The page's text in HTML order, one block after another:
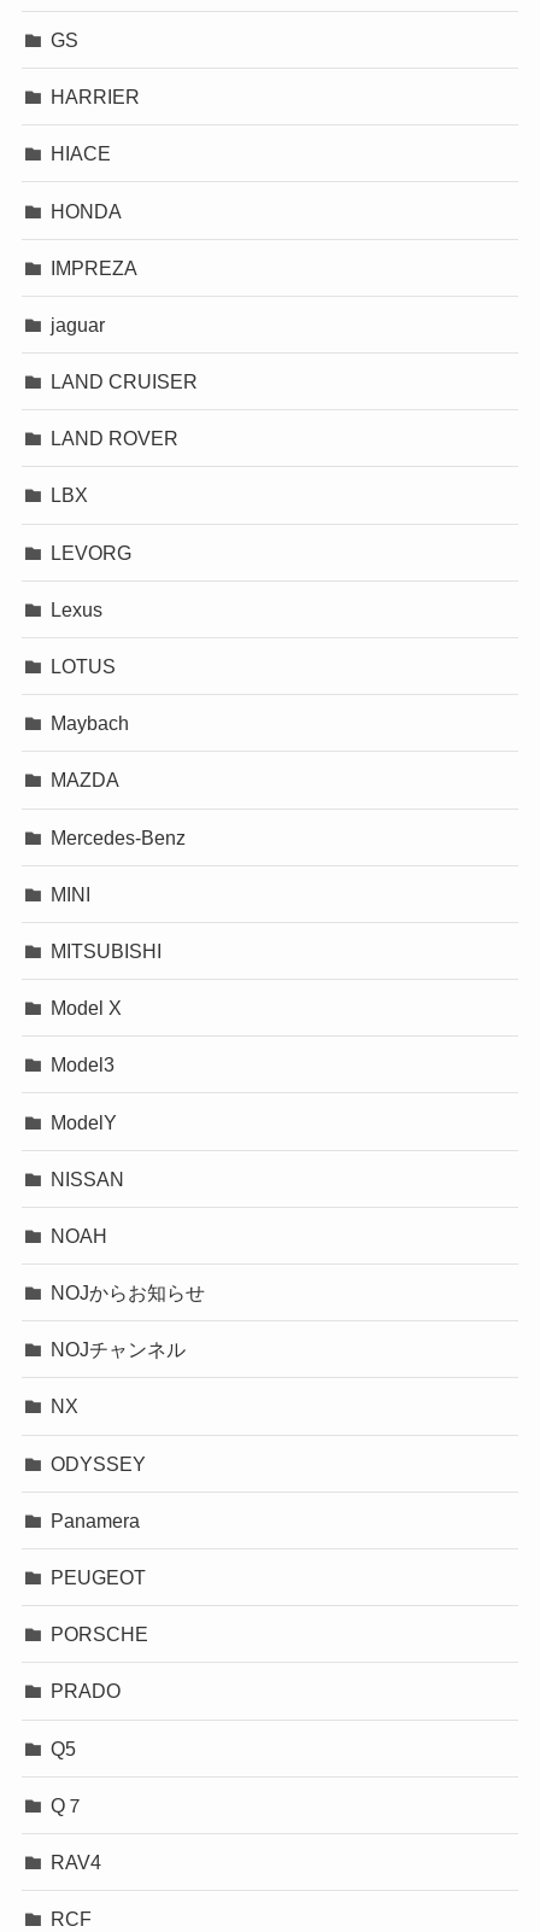
GS
HARRIER
HIACE
HONDA
IMPREZA
jaguar
LAND CRUISER
LAND ROVER
LBX
LEVORG
Lexus
LOTUS
Maybach
MAZDA
Mercedes-Benz
MINI
MITSUBISHI
Model X
Model3
ModelY
NISSAN
NOAH
NOJからお知らせ
NOJチャンネル
NX
ODYSSEY
Panamera
PEUGEOT
PORSCHE
PRADO
Q5
Q７
RAV4
RCF